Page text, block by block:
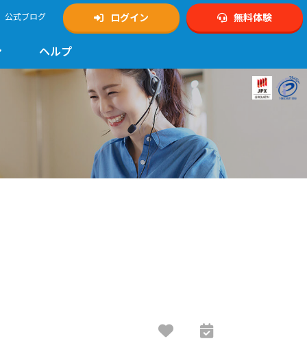
公式ブログ ログイン 無料体験
ヘルプ